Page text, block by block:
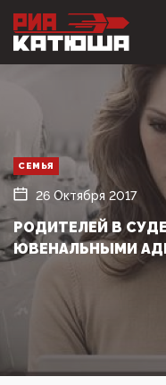
СЕМЬЯ
26 Октября 2017
РОДИТЕЛЕЙ В
ЮВЕНАЛЬНЫМИ